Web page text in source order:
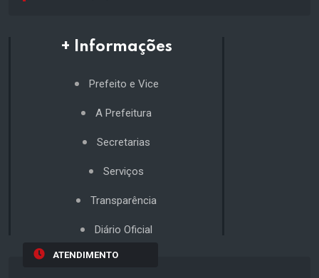
+ Informações
Prefeito e Vice
A Prefeitura
Secretarias
Serviços
Transparência
Diário Oficial
ATENDIMENTO